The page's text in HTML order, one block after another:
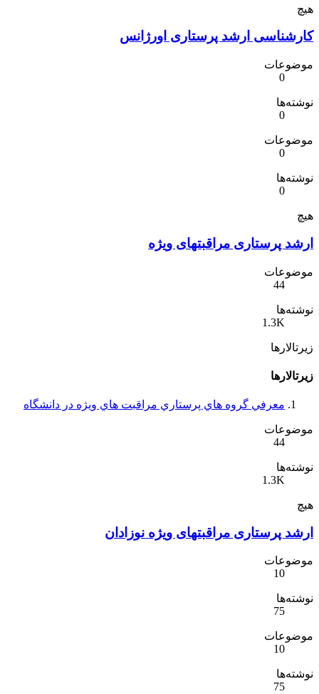
هیچ
کارشناسی ارشد پرستاری اورژانس
موضوعات
0
نوشته‌ها
0
موضوعات
0
نوشته‌ها
0
هیچ
ارشد پرستاری مراقبتهای ویژه
موضوعات
44
نوشته‌ها
1.3K
زیرتالارها
زیرتالارها
معرفي گروه هاي پرستاري مراقبت هاي ويژه در دانشگاه
موضوعات
44
نوشته‌ها
1.3K
هیچ
ارشد پرستاری مراقبتهای ویژه نوزادان
موضوعات
10
نوشته‌ها
75
موضوعات
10
نوشته‌ها
75